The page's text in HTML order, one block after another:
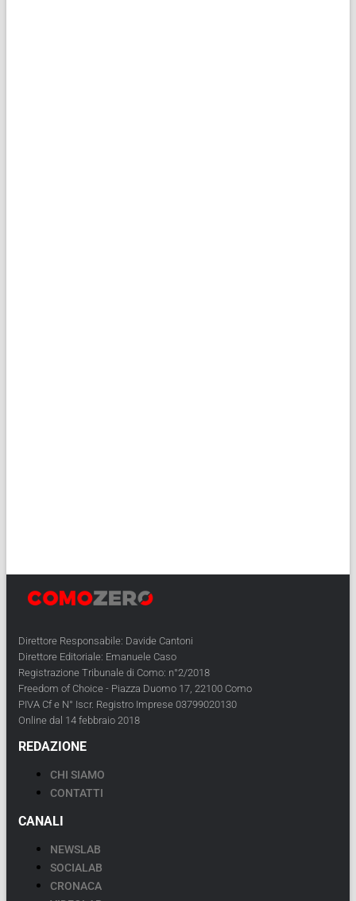
Direttore Responsabile: Davide Cantoni
Direttore Editoriale: Emanuele Caso
Registrazione Tribunale di Como: n°2/2018
Freedom of Choice - Piazza Duomo 17, 22100 Como
PIVA Cf e N° Iscr. Registro Imprese 03799020130
Online dal 14 febbraio 2018
REDAZIONE
CHI SIAMO
CONTATTI
CANALI
NEWSLAB
SOCIALAB
CRONACA